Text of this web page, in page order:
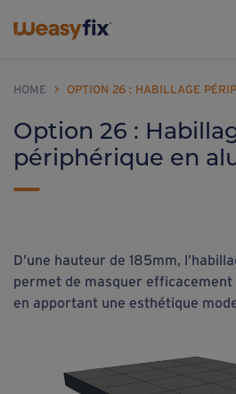
HOME > OPTION 26 : HABILLAGE
Option 26 :
périphérique en
D’une hauteur de 185mm,
permet de masquer
en apportant une esthétique